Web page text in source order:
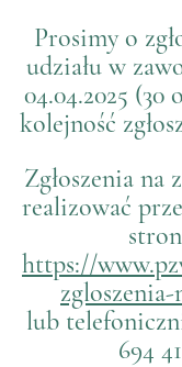
Prosimy o
udziału w
04.04.2025 (30
kolejność
Zgłoszenia na
realizować
https://
lub
694